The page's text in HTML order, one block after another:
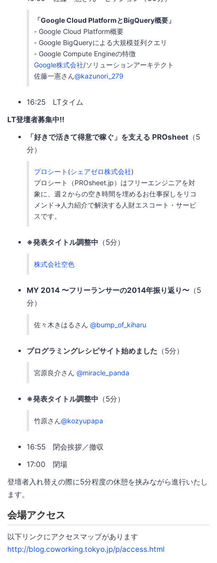
「Google Cloud PlatformとBigQuery概要」
- Google Cloud Platform概要
- Google BigQueryによる大規模並列クエリ
- Google Compute Engineの特徴
Google株式会社/ソリューションアーキテクト
佐藤一憲さん@kazunori_279
16:25 LTタイム
LT登壇者募集中!!
「好きで活きて得意で稼ぐ」を支える PROsheet （5
分）
プロシート (シェアゼロ株式会社)
プロシート（PROsheet.jp）はフリーエンジニアを対
象に、週２からの空き時間を埋めるお仕事探しをリコ
メンド→人力紹介で解決する人財エスコート・サービ
スです。
※発表タイトル調整中 （5分）
株式会社空色
MY 2014 〜フリーランサーの2014年振り返り〜 （5
分）
佐々木きはるさん @bump_of_kiharu
プログラミングレシピサイト始めました （5分）
宮原良介さん @miracle_panda
※発表タイトル調整中 （5分）
竹原さん@kozyupapa
16:55 閉会挨拶／撤収
17:00 閉場
登壇者入れ替えの際に5分程度の休憩を挟みながら進行いたし
ます。
会場アクセス
以下リンクにアクセスマップがあります
http://blog.coworking.tokyo.jp/p/access.html